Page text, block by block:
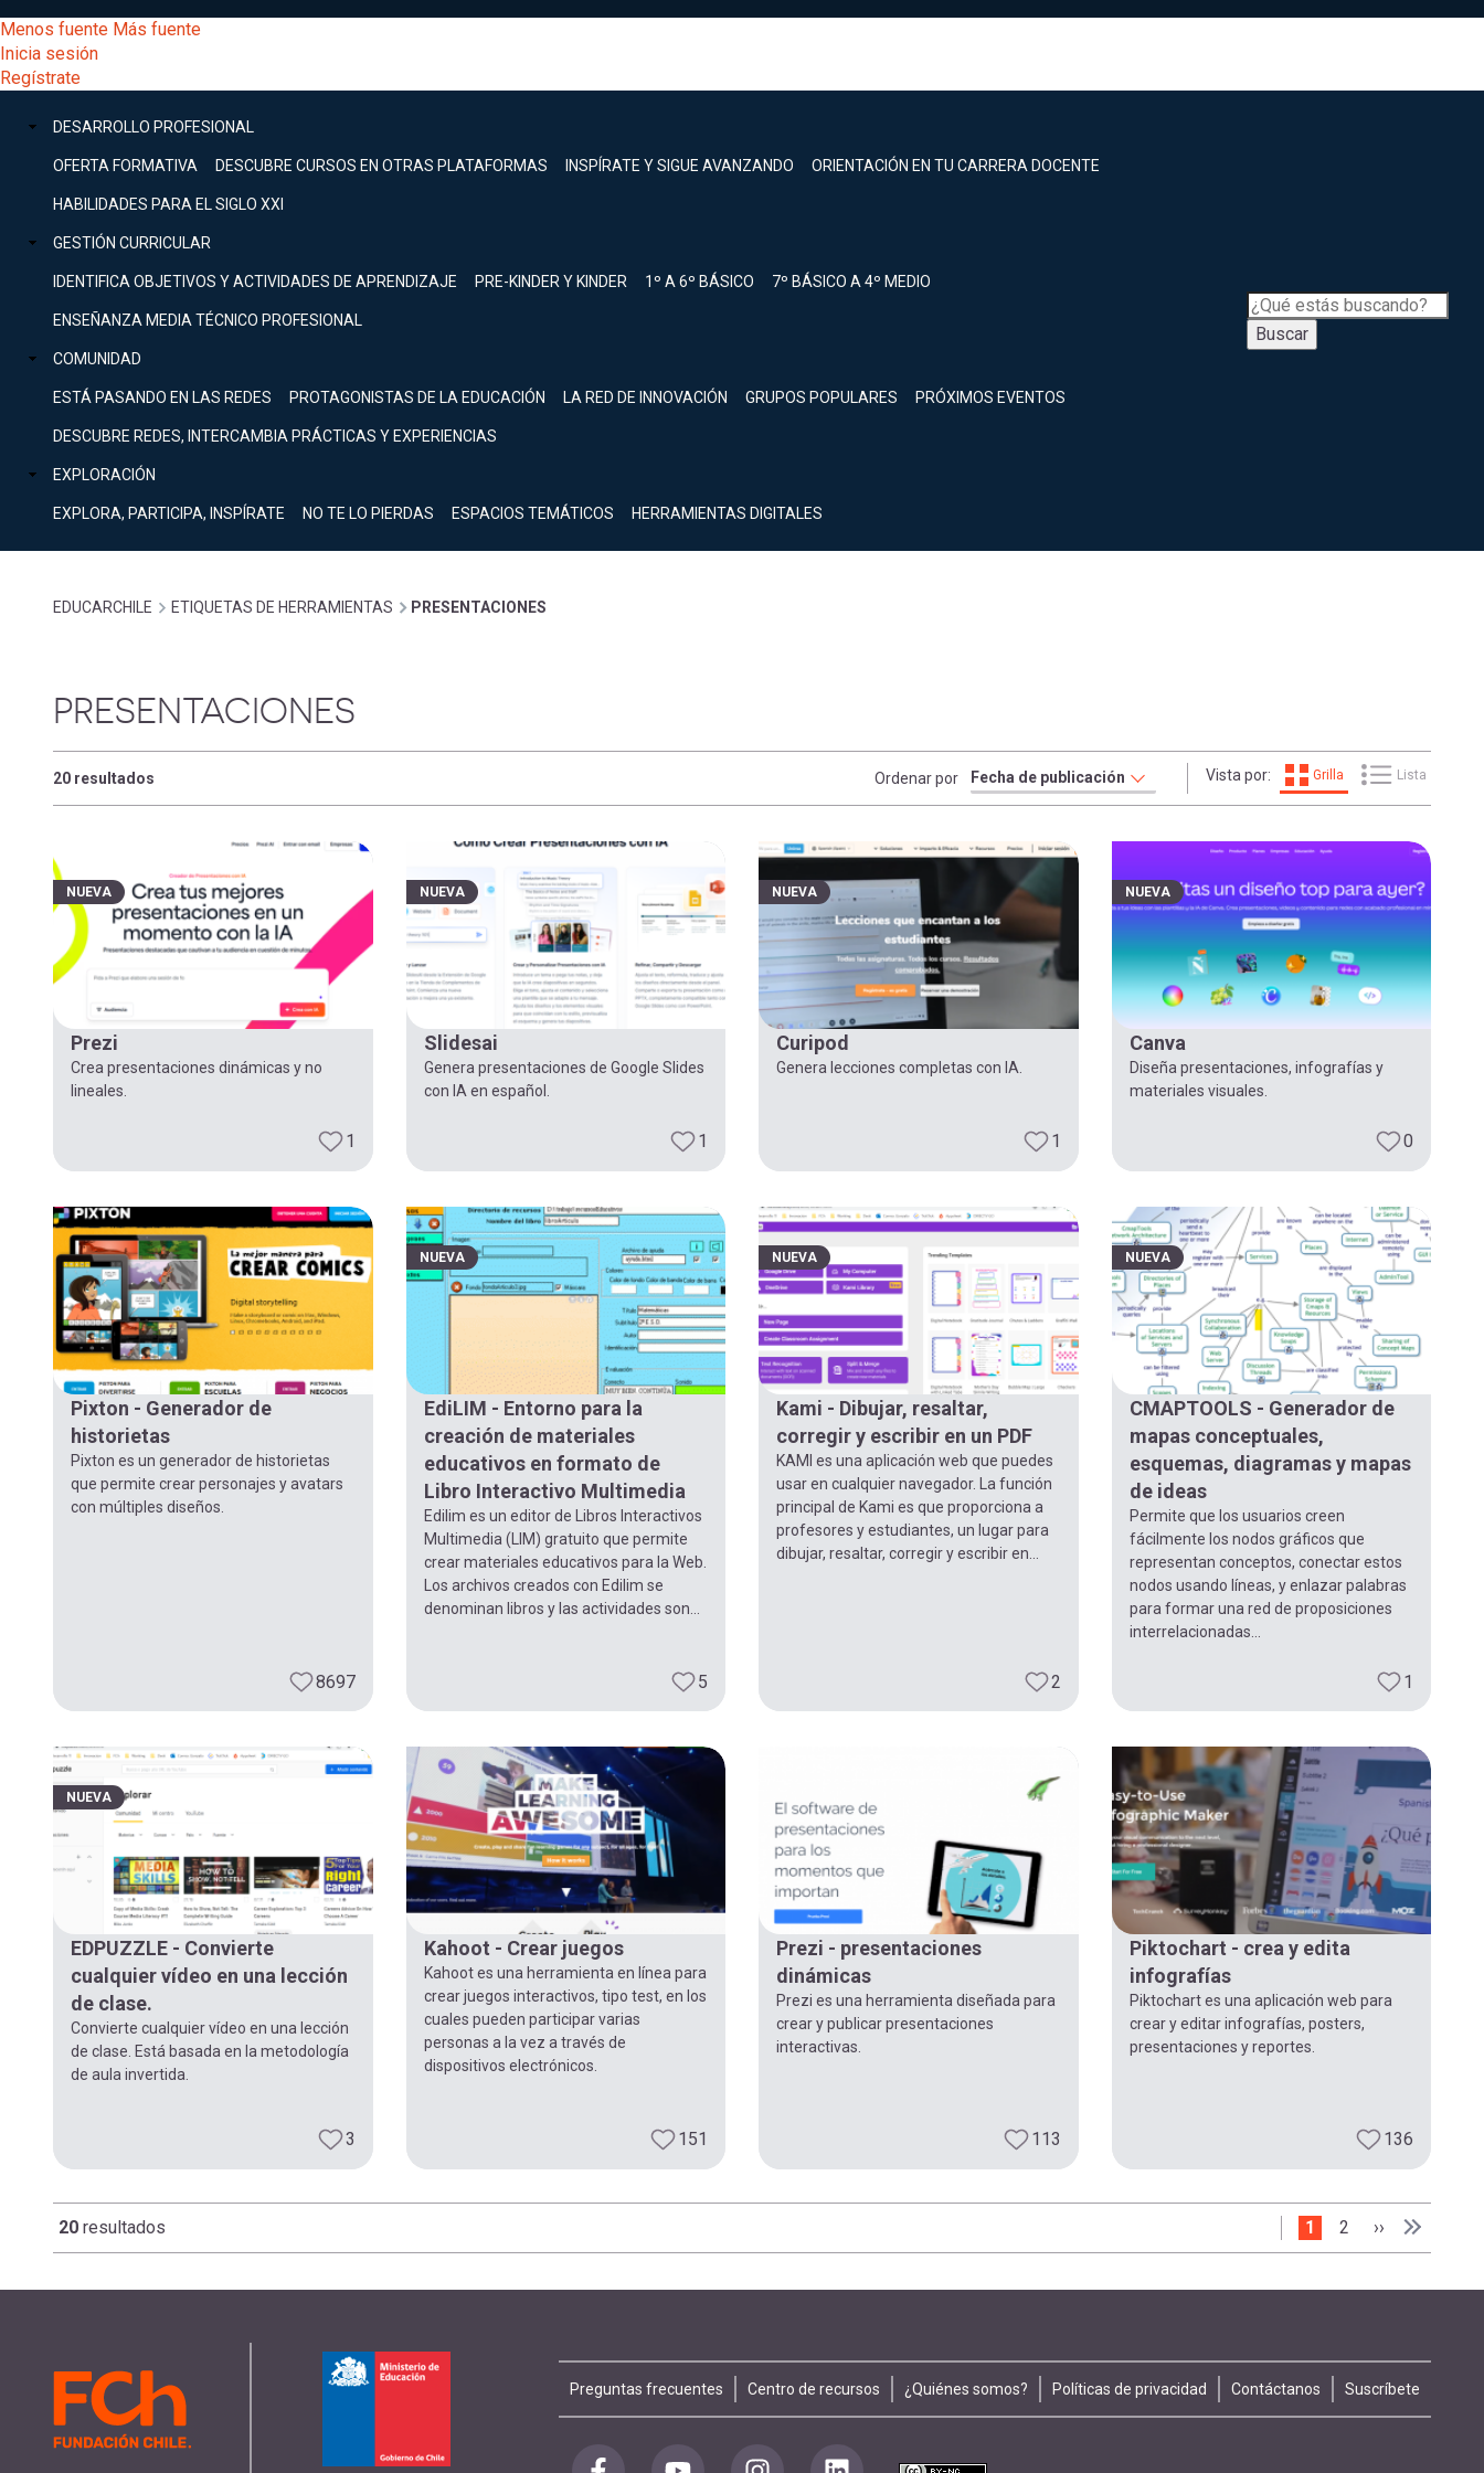
al
contenido
principal
[Educarchile
Escritorio]
Menú
entrar
mi
cuenta
Menos fuente Más fuente
Inicia sesión
Regístrate
Menú
principal
DESARROLLO PROFESIONAL
OFERTA FORMATIVA DESCUBRE CURSOS EN OTRAS PLATAFORMAS INSPÍRATE Y SIGUE AVANZANDO ORIENTACIÓN EN TU CARRERA DOCENTE
HABILIDADES PARA EL SIGLO XXI
GESTIÓN CURRICULAR
IDENTIFICA OBJETIVOS Y ACTIVIDADES DE APRENDIZAJE PRE-KINDER Y KINDER 1º A 6º BÁSICO 7º BÁSICO A 4º MEDIO
ENSEÑANZA MEDIA TÉCNICO PROFESIONAL
COMUNIDAD
ESTÁ PASANDO EN LAS REDES PROTAGONISTAS DE LA EDUCACIÓN LA RED DE INNOVACIÓN GRUPOS POPULARES PRÓXIMOS EVENTOS
DESCUBRE REDES, INTERCAMBIA PRÁCTICAS Y EXPERIENCIAS
EXPLORACIÓN
EXPLORA, PARTICIPA, INSPÍRATE NO TE LO PIERDAS ESPACIOS TEMÁTICOS HERRAMIENTAS DIGITALES
Buscar
Buscar
Menú
principal
DESARROLLO
Expand
GESTIÓN
Expand
COMUNIDAD
Expand
EXPLORACIÓN
[Educarchile
Mobile]
Menú
mi
cuenta
Inicia
Sobrescribir
enlaces
de
a
la
navegación
EDUCARCHILE ETIQUETAS DE HERRAMIENTAS PRESENTACIONES
PRESENTACIONES
20 resultados Ordenar por Vista por: Grilla Lista
Prezi
NUEVA
Crea presentaciones dinámicas y no
lineales.
1
Slidesai
NUEVA
Genera presentaciones de Google Slides
con IA en español.
1
Curipod
NUEVA
Genera lecciones completas con IA.
1
Canva
NUEVA
Diseña presentaciones, infografías y
materiales visuales.
0
Pixton - Generador de
historietas
Pixton es un generador de historietas
que permite crear personajes y avatars
con múltiples diseños.
8697
EdiLIM - Entorno para la
creación de materiales
educativos en formato de
Libro Interactivo Multimedia
NUEVA
Edilim es un editor de Libros Interactivos
Multimedia (LIM) gratuito que permite
crear materiales educativos para la Web.
Los archivos creados con Edilim se
denominan libros y las actividades son...
5
Kami - Dibujar, resaltar,
corregir y escribir en un PDF
NUEVA
KAMI es una aplicación web que puedes
usar en cualquier navegador. La función
principal de Kami es que proporciona a
profesores y estudiantes, un lugar para
dibujar, resaltar, corregir y escribir en...
2
CMAPTOOLS - Generador de
mapas conceptuales,
esquemas, diagramas y mapas
de ideas
NUEVA
Permite que los usuarios creen
fácilmente los nodos gráficos que
representan conceptos, conectar estos
nodos usando líneas, y enlazar palabras
para formar una red de proposiciones
interrelacionadas...
1
EDPUZZLE - Convierte
cualquier vídeo en una lección
de clase.
NUEVA
Convierte cualquier vídeo en una lección
de clase. Está basada en la metodología
de aula invertida.
3
Kahoot - Crear juegos
Kahoot es una herramienta en línea para
crear juegos interactivos, tipo test, en los
cuales pueden participar varias
personas a la vez a través de
dispositivos electrónicos.
151
Prezi - presentaciones
dinámicas
Prezi es una herramienta diseñada para
crear y publicar presentaciones
interactivas.
113
Piktochart - crea y edita
infografías
Piktochart es una aplicación web para
crear y editar infografías, posters,
presentaciones y reportes.
136
20 resultados
Paginación
Página actual
1 Page
2 Siguiente
›› Última
Última »
Footer
menu
Preguntas frecuentes Centro de recursos ¿Quiénes somos? Políticas de privacidad Contáctanos Suscríbete
Inicia sesión.